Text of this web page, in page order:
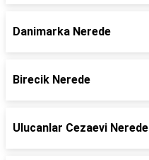
Danimarka Nerede
Birecik Nerede
Ulucanlar Cezaevi Nerede